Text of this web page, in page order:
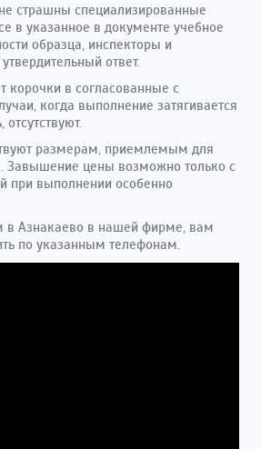
страшны специализированные
в указанное в документе учебное
образца, инспекторы и
ответ.
корочки в согласованные с
когда выполнение затягивается
размерам, приемлемым для
Завышение цены возможно только с
при выполнении особенно
в Азнакаево в нашей фирме, вам
по указанным телефонам.